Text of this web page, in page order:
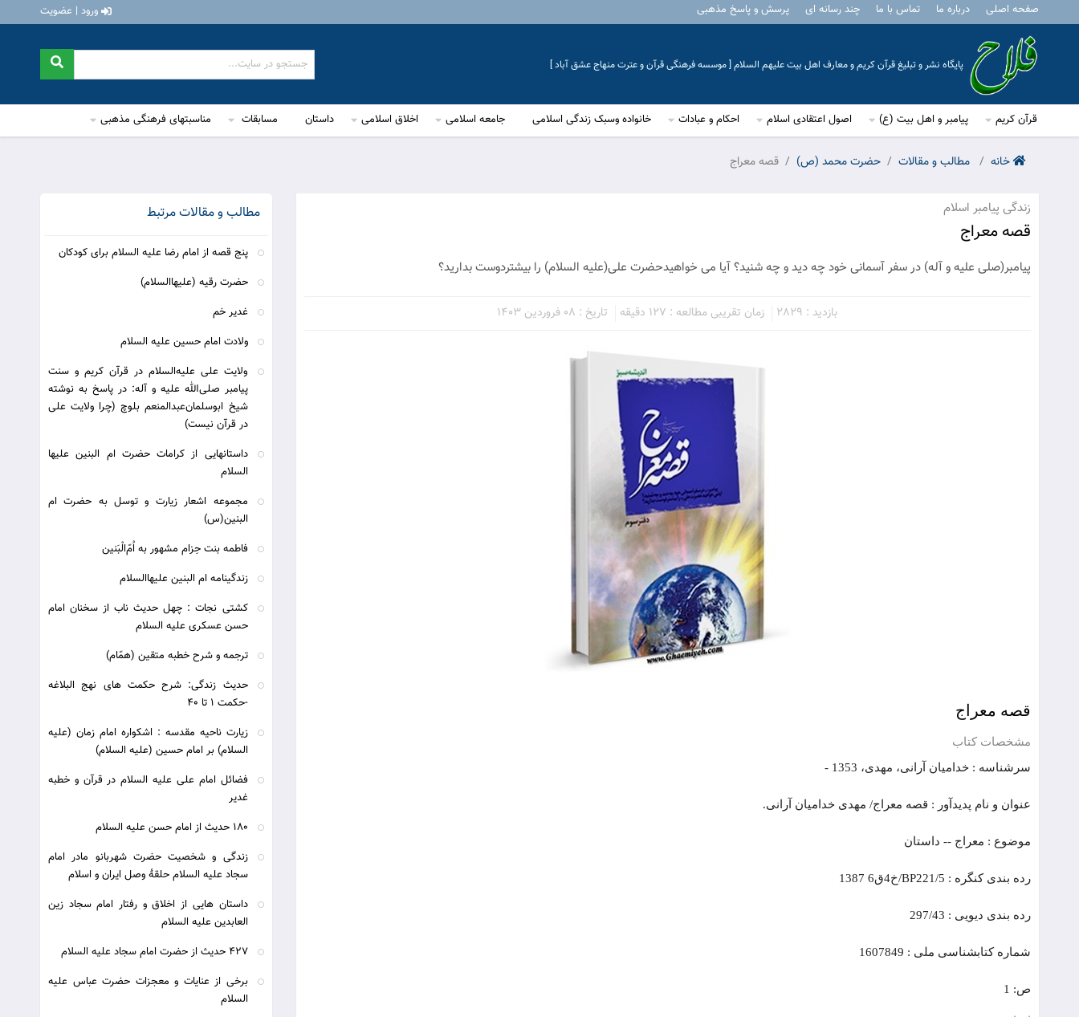
صفحه اصلی درباره ما تماس با ما چند رسانه ای پرسش و پاسخ مذهبی ورود | عضویت
پایگاه نشر و تبلیغ قرآن کریم و معارف اهل بیت علیهم السلام [ موسسه فرهنگی قرآن و عترت منهاج عشق آباد ]
قرآن کریم پیامبر و اهل بیت (ع) اصول اعتقادی اسلام احکام و عبادات خانواده وسبک زندگی اسلامی جامعه اسلامی اخلاق اسلامی داستان مسابقات مناسبتهای فرهنگی مذهبی
خانه مطالب و مقالات حضرت محمد (ص) قصه معراج
زندگی پیامبر اسلام
قصه معراج
پیامبر(صلی علیه و آله) در سفر آسمانی خود چه دید و چه شنید؟ آیا می خواهیدحضرت علی(علیه السلام) را بیشتردوست بدارید؟
بازدید : 2829 زمان تقریبی مطالعه : 127 دقیقه تاریخ : 08 فروردین 1403
قصه معراج
مشخصات کتاب
سرشناسه : خدامیان آرانی، مهدی، 1353 -
عنوان و نام پدیدآور : قصه معراج/ مهدی خدامیان آرانی.
موضوع : معراج -- داستان
رده بندی کنگره : BP221/5/خ4ق6 1387
رده بندی دیویی : 297/43
شماره کتابشناسی ملی : 1607849
ص: 1
مطالب و مقالات مرتبط
پنج قصه از امام رضا علیه السلام برای کودکان
حضرت رقیه (علیهاالسلام)
غدیر خم
ولادت امام حسین علیه السلام
ولایت علی علیه‌السلام در قرآن کریم و سنت
پیامبر صلی‌الله علیه و آله: در پاسخ به نوشته
شیخ ابوسلمان‌عبدالمنعم بلوچ (چرا ولایت علی
در قرآن نیست)
داستانهایی از کرامات حضرت ام البنین علیها
السلام
مجموعه اشعار زیارت و توسل به حضرت ام
البنین(س)
فاطمه بنت حِزام مشهور به اُمّ‌الْبَنین
زندگینامه ام البنین علیهاالسلام
کشتی نجات : چهل حدیث ناب از سخنان امام
حسن عسکری علیه السلام
ترجمه و شرح خطبه متقين (همّام)
حدیث زندگی: شرح حکمت های نهج البلاغه
-حکمت 1 تا 40
زیارت ناحیه مقدسه : اشکواره امام زمان (علیه
السلام) بر امام حسین (علیه السلام)
فضائل امام علی علیه السلام در قرآن و خطبه
غدیر
180 حديث از امام حسن عليه السلام
زندگی و شخصیت حضرت شهربانو مادر امام
سجاد علیه السلام حلقۀ وصل ایران و اسلام
داستان هایی از اخلاق و رفتار امام سجاد زین
العابدین علیه السلام
427 حديث از حضرت امام سجاد عليه السلام
برخی از عنایات و معجزات حضرت عباس علیه
السلام